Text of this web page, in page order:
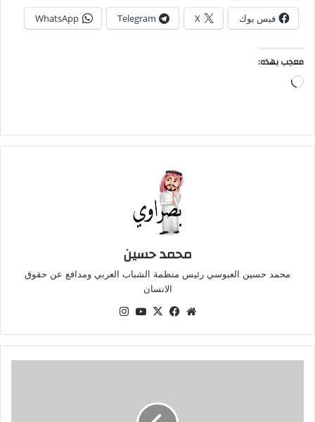
فيس بوك X
Telegram
WhatsApp
معجب بهذه:
جاري
محمد حسين
محمد حسين العبوسي رئيس منظمة الشباب العربي ومدافع عن حقوق
الانسان
موقعفيسبوك
‫X
‫YouTube